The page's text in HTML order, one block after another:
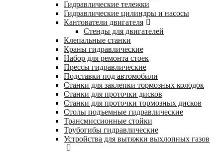
Гидравлические тележки
Гидравлические цилиндры и насосы
Кантователи двигателя
Стенды для двигателей
Клепальные станки
Краны гидравлические
Набор для ремонта стоек
Прессы гидравлические
Подставки под автомобили
Станки для заклепки тормозных колодок
Станки для проточки дисков
Станки для проточки тормозных дисков
Столы подъемные гидравлические
Трансмиссионные стойки
Трубогибы гидравлические
Устройства для вытяжки выхлопных газов